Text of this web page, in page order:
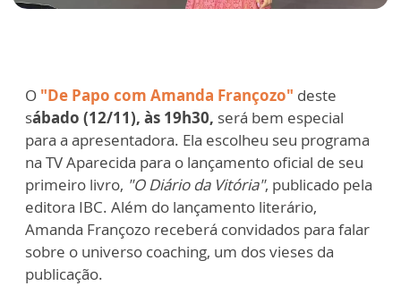
O "De Papo com Amanda Françozo" deste
sábado (12/11), às 19h30, será bem especial
para a apresentadora. Ela escolheu seu programa
na TV Aparecida para o lançamento oficial de seu
primeiro livro, "O Diário da Vitória", publicado pela
editora IBC. Além do lançamento literário,
Amanda Françozo receberá convidados para falar
sobre o universo coaching, um dos vieses da
publicação.